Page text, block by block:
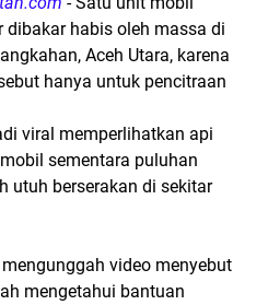
habis oleh massa di
Aceh Utara, karena
hanya untuk pencitraan
viral memperlihatkan api
sementara puluhan
utuh berserakan di sekitar
video menyebut
mengetahui bantuan